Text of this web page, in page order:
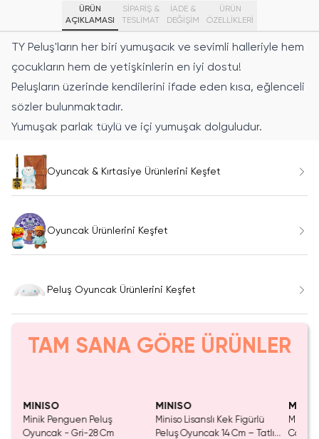
ÜRÜN
AÇIKLAMASI
SİPARİŞ &
TESLİMAT
İADE &
DEĞİŞİM
ÜRÜN
ÖZELLIKLERI
TY Peluş'ların her biri yumuşacık ve sevimli halleriyle hem
çocukların hem de yetişkinlerin en iyi dostu!
Peluşların üzerinde kendilerini ifade eden kısa, eğlenceli
sözler bulunmaktadır.
Yumuşak parlak tüylü ve içi yumuşak dolguludur.
Oyuncak & Kırtasiye Ürünlerini Keşfet
Oyuncak Ürünlerini Keşfet
Peluş Oyuncak Ürünlerini Keşfet
TAM SANA GÖRE ÜRÜNLER
MINISO
Minik Penguen Peluş
Oyuncak - Gri-28 Cm
MINISO
Miniso Lisanslı Kek Figürlü
Peluş Oyuncak 14 Cm – Tatlı
Miniso